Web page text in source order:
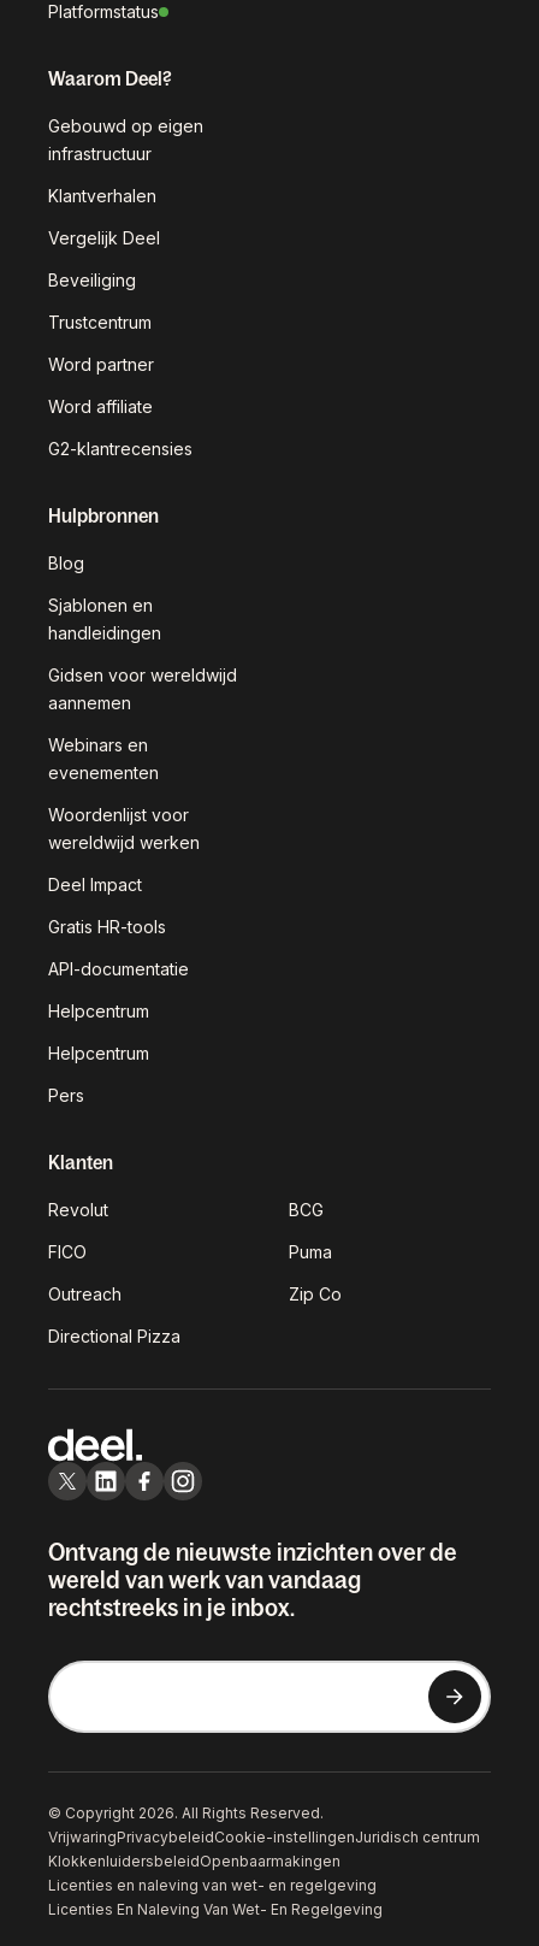
Platformstatus
Waarom Deel?
Gebouwd op eigen
infrastructuur
Klantverhalen
Vergelijk Deel
Beveiliging
Trustcentrum
Word partner
Word affiliate
G2-klantrecensies
Hulpbronnen
Blog
Sjablonen en
handleidingen
Gidsen voor wereldwijd
aannemen
Webinars en
evenementen
Woordenlijst voor
wereldwijd werken
Deel Impact
Gratis HR-tools
API-documentatie
Helpcentrum
Helpcentrum
Pers
Klanten
Revolut BCG
FICO Puma
Outreach Zip Co
Directional Pizza
Ontvang de nieuwste inzichten over de
wereld van werk van vandaag
rechtstreeks in je inbox.
© Copyright 2026. All Rights Reserved.
VrijwaringPrivacybeleidCookie-instellingenJuridisch centrum
KlokkenluidersbeleidOpenbaarmakingen
Licenties en naleving van wet- en regelgeving
Licenties En Naleving Van Wet- En Regelgeving